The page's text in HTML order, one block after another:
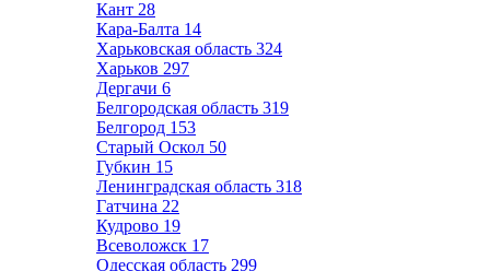
Кант 28
Кара-Балта 14
Харьковская область 324
Харьков 297
Дергачи 6
Белгородская область 319
Белгород 153
Старый Оскол 50
Губкин 15
Ленинградская область 318
Гатчина 22
Кудрово 19
Всеволожск 17
Одесская область 299